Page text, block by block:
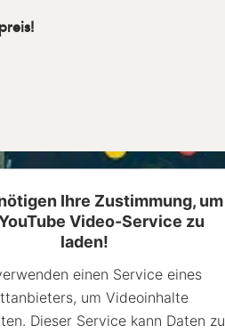
Ihre Zustimmung, um
Video-Service zu
laden!
einen Service eines
um Videoinhalte
Dieser Service kann Daten zu